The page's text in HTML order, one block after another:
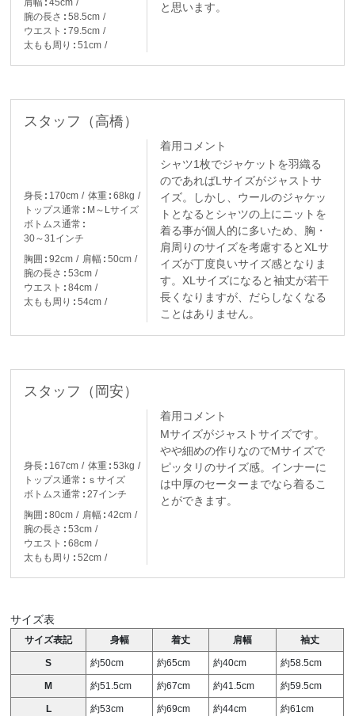
肩幅
45cm
腕の長さ
58.5cm
ウエスト
79.5cm
太もも周り
51cm
と思います。
スタッフ（高橋）
身長 170cm 体重
68kg
トップス通常
M～Lサイズ
ボトムス通常
30～31インチ
胸囲
92cm 肩幅
50cm
腕の長さ
53cm
ウエスト
84cm
太もも周り
54cm
着用コメント
シャツ1枚でジャケットを羽織る
のであればLサイズがジャストサ
イズ。しかし、ウールのジャケッ
トとなるとシャツの上にニットを
着る事が個人的に多いため、胸・
肩周りのサイズを考慮するとXLサ
イズが丁度良いサイズ感となりま
す。XLサイズになると袖丈が若干
長くなりますが、だらしなくなる
ことはありません。
スタッフ（岡安）
身長 167cm 体重
53kg
トップス通常
ｓサイズ
ボトムス通常
27インチ
胸囲
80cm 肩幅
42cm
腕の長さ
53cm
ウエスト
68cm
太もも周り
52cm
着用コメント
Mサイズがジャストサイズです。
やや細めの作りなのでMサイズで
ピッタリのサイズ感。インナーに
は中厚のセーターまでなら着るこ
とができます。
サイズ表
サイズ表記 身幅 着丈 肩幅 袖丈
S 約50cm 約65cm 約40cm 約58.5cm
M 約51.5cm 約67cm 約41.5cm 約59.5cm
L 約53cm 約69cm 約44cm 約61cm